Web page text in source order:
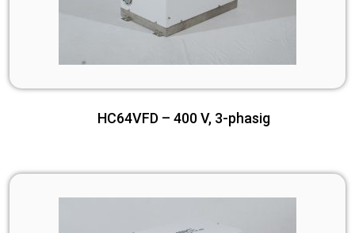
HC64VFD – 400 V, 3-phasig